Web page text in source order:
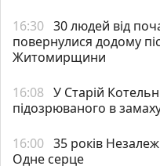
16:30 30 людей від
повернулися додому
Житомирщини
16:08 У Старій
підозрюваного в
16:00 35 років
Одне серце